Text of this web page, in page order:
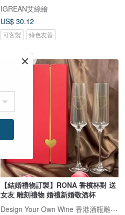
IGREAN艾綠繪
US$ 30.12
可客製 綠色友善
【結婚禮物訂製】RONA 香檳杯對 送
女友 雕刻禮物 婚禮新婚敬酒杯
Design Your Own Wine 香港酒瓶雕刻禮品專門店